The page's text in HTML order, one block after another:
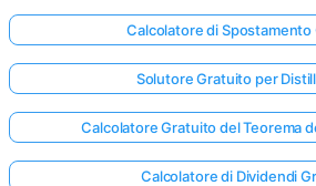
Calcolatore di
Solutore Gratuito per
Calcolatore Gratuito del Teorema
Calcolatore di Dividendi